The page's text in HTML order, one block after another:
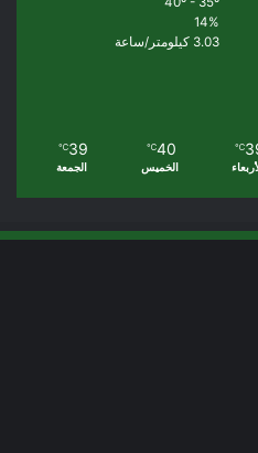
14%
3.03 كيلومتر/ساعة
℃
40
℃
الخميس
39
℃
الجمعة